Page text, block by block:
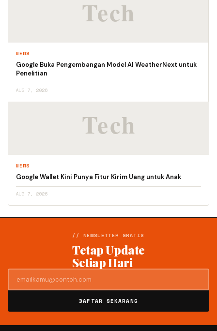
NEWS
Google Buka Pengembangan Model AI WeatherNext untuk
Penelitian
AUG 7, 2026
NEWS
Google Wallet Kini Punya Fitur Kirim Uang untuk Anak
AUG 7, 2026
// NEWSLETTER GRATIS
Tetap Update
Setiap Hari
DAFTAR SEKARANG